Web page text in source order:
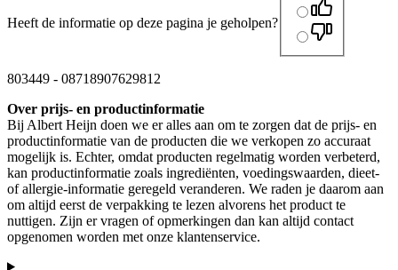
Heeft de informatie op deze pagina je geholpen?
803449 - 08718907629812
Over prijs- en productinformatie
Bij Albert Heijn doen we er alles aan om te zorgen dat de prijs- en
productinformatie van de producten die we verkopen zo accuraat
mogelijk is. Echter, omdat producten regelmatig worden verbeterd,
kan productinformatie zoals ingrediënten, voedingswaarden, dieet-
of allergie-informatie geregeld veranderen. We raden je daarom aan
om altijd eerst de verpakking te lezen alvorens het product te
nuttigen. Zijn er vragen of opmerkingen dan kan altijd contact
opgenomen worden met onze klantenservice.